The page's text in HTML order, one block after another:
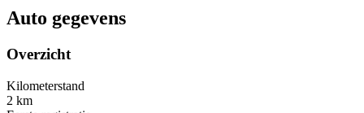
Auto gegevens
Overzicht
Kilometerstand
2 km